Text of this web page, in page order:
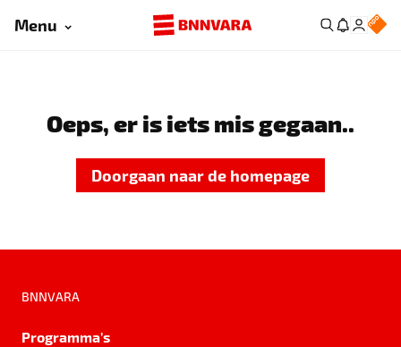
Menu
Oeps, er is iets mis gegaan..
Doorgaan naar de homepage
BNNVARA
Programma's